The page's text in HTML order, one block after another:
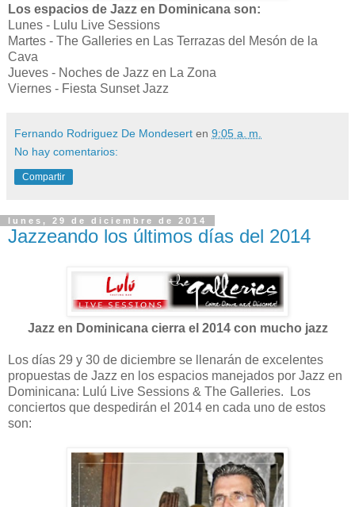
Los espacios de Jazz en Dominicana son:
Lunes - Lulu Live Sessions
Martes - The Galleries en Las Terrazas del Mesón de la
Cava
Jueves - Noches de Jazz en La Zona
Viernes - Fiesta Sunset Jazz
Fernando Rodriguez De Mondesert en 9:05 a. m.
No hay comentarios:
Compartir
lunes, 29 de diciembre de 2014
Jazzeando los últimos días del 2014
Jazz en Dominicana cierra el 2014 con mucho jazz
Los días 29 y 30 de diciembre se llenarán de excelentes
propuestas de Jazz en los espacios manejados por Jazz en
Dominicana: Lulú Live Sessions & The Galleries. Los
conciertos que despedirán el 2014 en cada uno de estos
son: